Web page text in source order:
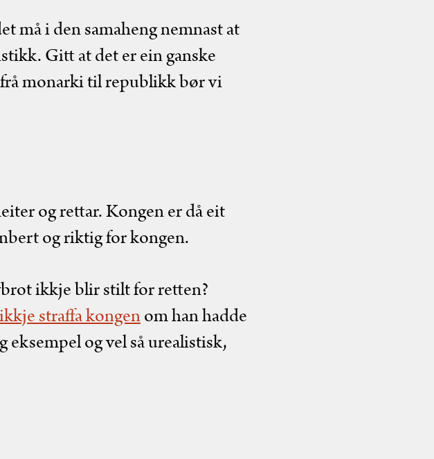
må i den samaheng nemnast at
Gitt at det er ein ganske
monarki til republikk bør vi
og rettar. Kongen er då eit
og riktig for kongen.
ikkje blir stilt for retten?
straffa kongenom han hadde
og vel så urealistisk,